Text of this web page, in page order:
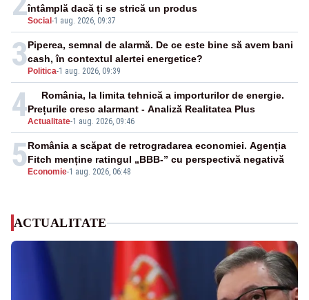
Social -1 aug. 2026, 09:37
întâmplă dacă ți se strică un produs
3 Politica-1 aug. 2026, 09:39
Piperea, semnal de alarmă. De ce este bine să avem bani
cash, în contextul alertei energetice?
4Actualitate-1 aug. 2026, 09:46
România, la limita tehnică a importurilor de energie.
Prețurile cresc alarmant - Analiză Realitatea Plus
5 Economie-1 aug. 2026, 06:48
România a scăpat de retrogradarea economiei. Agenția
Fitch menține ratingul „BBB-” cu perspectivă negativă
ACTUALITATE